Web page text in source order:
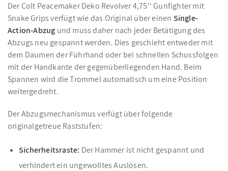
Der Colt Peacemaker Deko Revolver 4,75'' Gunfighter mit
Snake Grips verfügt wie das Original über einen Single-
Action-Abzug und muss daher nach jeder Betätigung des
Abzugs neu gespannt werden. Dies geschieht entweder mit
dem Daumen der Führhand oder bei schnellen Schussfolgen
mit der Handkante der gegenüberliegenden Hand. Beim
Spannen wird die Trommel automatisch um eine Position
weitergedreht.
Der Abzugsmechanismus verfügt über folgende
originalgetreue Raststufen:
Sicherheitsraste: Der Hammer ist nicht gespannt und
verhindert ein ungewolltes Auslösen.